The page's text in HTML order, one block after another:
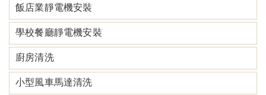
飯店業靜電機安裝
學校餐廳靜電機安裝
廚房清洗
小型風車馬達清洗